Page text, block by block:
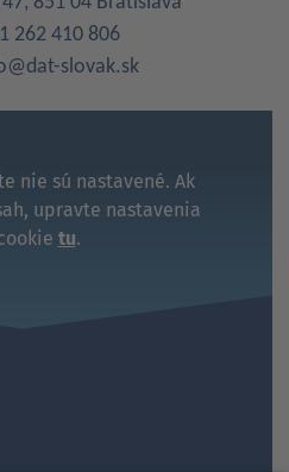
262 410 806
slovak.sk
nie sú nastavené. Ak
upravte nastavenia
tu.